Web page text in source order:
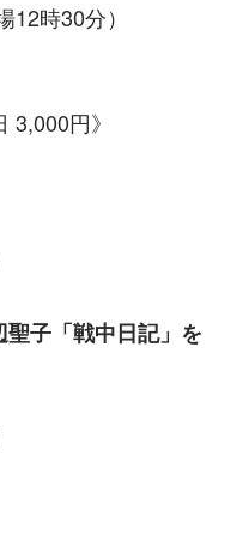
時30分）
円》
子「戦中日記」を